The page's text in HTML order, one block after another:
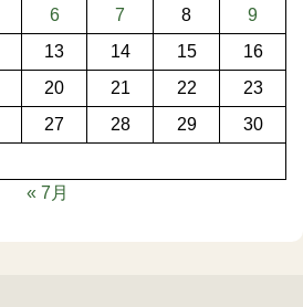
6 7 8
9
13 14 15
16
20 21 22
23
27 28 29
30
« 7月